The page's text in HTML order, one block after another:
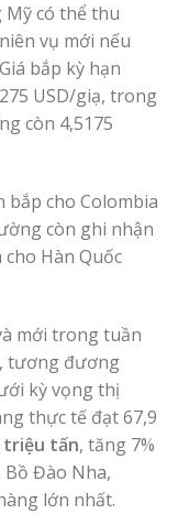
có thể thu
vụ mới nếu
bắp kỳ hạn
USD/giạ, trong
còn 4,5175
bắp cho Colombia
còn ghi nhận
Hàn Quốc
mới trong tuần
tương đương
kỳ vọng thị
thực tế đạt 67,9
triệu tấn, tăng 7%
Bồ Đào Nha,
lớn nhất.